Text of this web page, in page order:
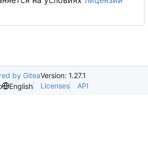
by GiteaVersion: 1.27.1
English Licenses API